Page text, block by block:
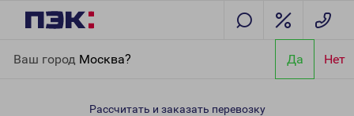
Ваш город Москва? Да Нет
Норильск Ленинградскую
Рассчитать и заказать перевозку